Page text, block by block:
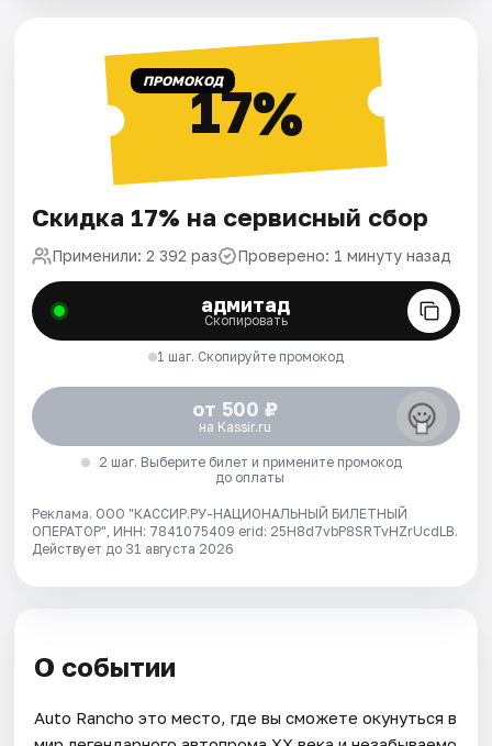
ПРОМОКОД17%
Скидка 17% на сервисный сбор
Применили: 2 392 раз Проверено: 1 минуту назад
адмитад
Скопировать
1 шаг. Скопируйте промокод
от 500 ₽
на Kassir.ru
2 шаг. Выберите билет и примените промокод
до оплаты
Реклама. ООО "КАССИР.РУ-НАЦИОНАЛЬНЫЙ БИЛЕТНЫЙ
ОПЕРАТОР", ИНН: 7841075409 erid: 25H8d7vbP8SRTvHZrUcdLB.
Действует до 31 августа 2026
О событии
Auto Rancho это место, где вы сможете окунуться в